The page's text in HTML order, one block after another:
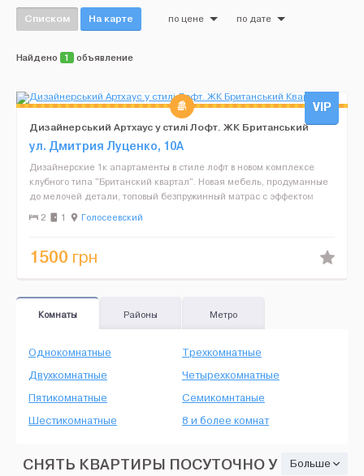
Списком На карте по цене по дате
Найдено 1 объявление
VIP
Дизайнерський Артхаус у стилі Лофт. ЖК Британський
Квартал
ул. Дмитрия Луценко, 10А
Дизайнерские 1к апартаменты в стиле лофт в новом комплексе
клубного типа "Британский квартал". Новая мебель, продуманные
до мелочей детали, топовый безпружинный матрас с эффектом
памяти, кофеварка, плед на широком подоконнике, мно...
2 1 Голосеевский
1500 грн
Комнаты Районы Метро
Однокомнатные
Двухкомнатные
Трехкомнатные
Четырехкомнатные
Пятикомнатные
Шестикомнатные
Семикомнтаные
8 и более комнат
СНЯТЬ КВАРТИРЫ ПОСУТОЧНО У
Больше